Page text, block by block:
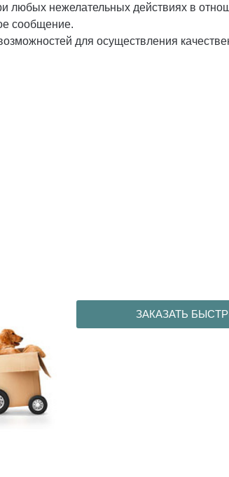
любых нежелательных действиях в
сообщение.
для осуществления
ЗАКАЗАТЬ